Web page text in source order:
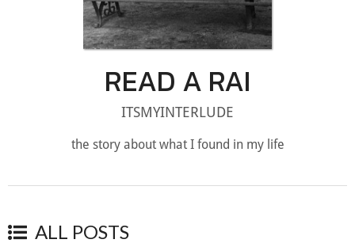
READ A RAI
ITSMYINTERLUDE
the story about what I found in my life
ALL POSTS